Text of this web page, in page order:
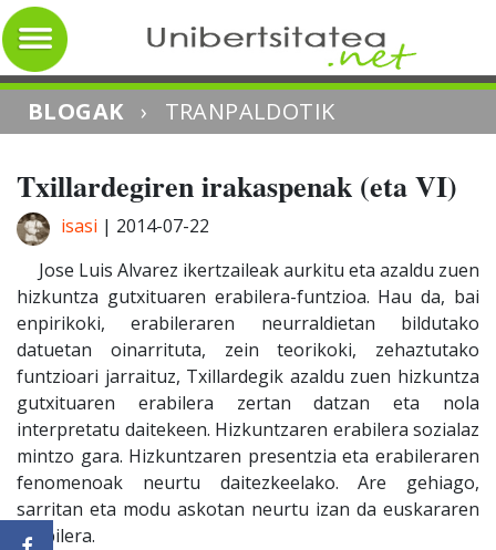
BLOGAK › TRANPALDOTIK
Txillardegiren irakaspenak (eta VI)
isasi | 2014-07-22
Jose Luis Alvarez ikertzaileak aurkitu eta azaldu zuen
hizkuntza gutxituaren erabilera-funtzioa. Hau da, bai
enpirikoki, erabileraren neurraldietan bildutako
datuetan oinarrituta, zein teorikoki, zehaztutako
funtzioari jarraituz, Txillardegik azaldu zuen hizkuntza
gutxituaren erabilera zertan datzan eta nola
interpretatu daitekeen. Hizkuntzaren erabilera sozialaz
mintzo gara. Hizkuntzaren presentzia eta erabileraren
fenomenoak neurtu daitezkeelako. Are gehiago,
sarritan eta modu askotan neurtu izan da euskararen
erabilera.